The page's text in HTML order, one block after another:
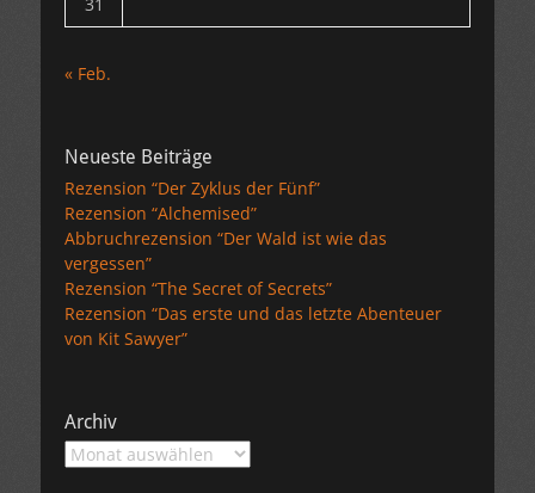
31
« Feb.
Neueste Beiträge
Rezension “Der Zyklus der Fünf”
Rezension “Alchemised”
Abbruchrezension “Der Wald ist wie das
vergessen”
Rezension “The Secret of Secrets”
Rezension “Das erste und das letzte Abenteuer
von Kit Sawyer”
Archiv
Archiv